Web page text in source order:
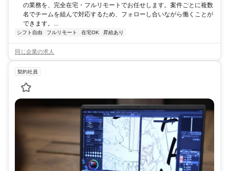
の業務を、完全在宅・フルリモートでお任せします。案件ごとに複数
名でチームを組んで対応するため、フォローし合いながら働くことが
できます。...
シフト自由 フルリモート 在宅OK 昇給あり
同じ企業の求人
契約社員